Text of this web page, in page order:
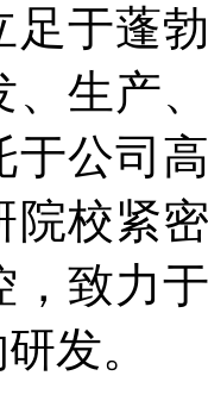
足于蓬
、生产
于公司
院校紧
，致力
发。